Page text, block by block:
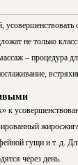
не только
– процедура
к
гущи и т. д.
через день.